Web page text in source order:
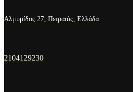
Αλμυρίδος 27, Πειραιάς, Ελλάδα
2104129230